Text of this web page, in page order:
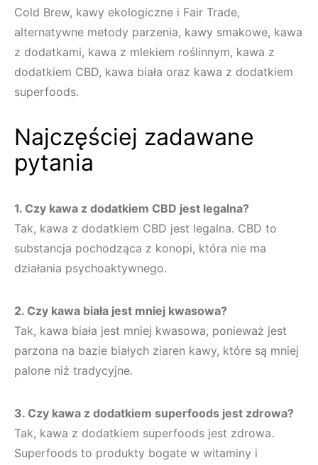
Cold Brew, kawy ekologiczne i Fair Trade,
alternatywne metody parzenia, kawy smakowe, kawa
z dodatkami, kawa z mlekiem roślinnym, kawa z
dodatkiem CBD, kawa biała oraz kawa z dodatkiem
superfoods.
Najczęściej zadawane
pytania
1. Czy kawa z dodatkiem CBD jest legalna?
Tak, kawa z dodatkiem CBD jest legalna. CBD to
substancja pochodząca z konopi, która nie ma
działania psychoaktywnego.
2. Czy kawa biała jest mniej kwasowa?
Tak, kawa biała jest mniej kwasowa, ponieważ jest
parzona na bazie białych ziaren kawy, które są mniej
palone niż tradycyjne.
3. Czy kawa z dodatkiem superfoods jest zdrowa?
Tak, kawa z dodatkiem superfoods jest zdrowa.
Superfoods to produkty bogate w witaminy i